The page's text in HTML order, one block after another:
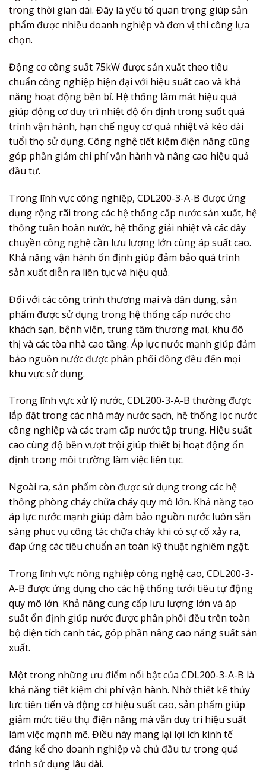
trong thời gian dài. Đây là yếu tố quan trọng giúp sản
phẩm được nhiều doanh nghiệp và đơn vị thi công lựa
chọn.
Động cơ công suất 75kW được sản xuất theo tiêu
chuẩn công nghiệp hiện đại với hiệu suất cao và khả
năng hoạt động bền bỉ. Hệ thống làm mát hiệu quả
giúp động cơ duy trì nhiệt độ ổn định trong suốt quá
trình vận hành, hạn chế nguy cơ quá nhiệt và kéo dài
tuổi thọ sử dụng. Công nghệ tiết kiệm điện năng cũng
góp phần giảm chi phí vận hành và nâng cao hiệu quả
đầu tư.
Trong lĩnh vực công nghiệp, CDL200-3-A-B được ứng
dụng rộng rãi trong các hệ thống cấp nước sản xuất, hệ
thống tuần hoàn nước, hệ thống giải nhiệt và các dây
chuyền công nghệ cần lưu lượng lớn cùng áp suất cao.
Khả năng vận hành ổn định giúp đảm bảo quá trình
sản xuất diễn ra liên tục và hiệu quả.
Đối với các công trình thương mại và dân dụng, sản
phẩm được sử dụng trong hệ thống cấp nước cho
khách sạn, bệnh viện, trung tâm thương mại, khu đô
thị và các tòa nhà cao tầng. Áp lực nước mạnh giúp đảm
bảo nguồn nước được phân phối đồng đều đến mọi
khu vực sử dụng.
Trong lĩnh vực xử lý nước, CDL200-3-A-B thường được
lắp đặt trong các nhà máy nước sạch, hệ thống lọc nước
công nghiệp và các trạm cấp nước tập trung. Hiệu suất
cao cùng độ bền vượt trội giúp thiết bị hoạt động ổn
định trong môi trường làm việc liên tục.
Ngoài ra, sản phẩm còn được sử dụng trong các hệ
thống phòng cháy chữa cháy quy mô lớn. Khả năng tạo
áp lực nước mạnh giúp đảm bảo nguồn nước luôn sẵn
sàng phục vụ công tác chữa cháy khi có sự cố xảy ra,
đáp ứng các tiêu chuẩn an toàn kỹ thuật nghiêm ngặt.
Trong lĩnh vực nông nghiệp công nghệ cao, CDL200-3-
A-B được ứng dụng cho các hệ thống tưới tiêu tự động
quy mô lớn. Khả năng cung cấp lưu lượng lớn và áp
suất ổn định giúp nước được phân phối đều trên toàn
bộ diện tích canh tác, góp phần nâng cao năng suất sản
xuất.
Một trong những ưu điểm nổi bật của CDL200-3-A-B là
khả năng tiết kiệm chi phí vận hành. Nhờ thiết kế thủy
lực tiên tiến và động cơ hiệu suất cao, sản phẩm giúp
giảm mức tiêu thụ điện năng mà vẫn duy trì hiệu suất
làm việc mạnh mẽ. Điều này mang lại lợi ích kinh tế
đáng kể cho doanh nghiệp và chủ đầu tư trong quá
trình sử dụng lâu dài.